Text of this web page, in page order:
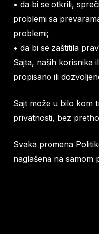
• da bi se otkrili,
problemi sa
problemi;
• da bi se zaštitila
Sajta, naših korisnika
propisano ili
Sajt može u bilo kom
privatnosti, bez
Svaka promena
naglašena na samom